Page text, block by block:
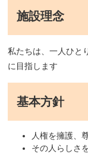
施設理念
私たちは、一人ひと
に目指します
基本方針
人権を擁護、
その人らしさ